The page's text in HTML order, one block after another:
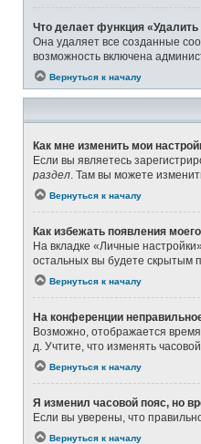
Что делает функция
Она удаляет все созданные
возможность включена
Вернуться к началу
Как мне изменить мои
Если вы являетесь
раздел . Там вы можете
Вернуться к началу
Как избежать появления
На вкладке «Личные
остальных вы будете скрытым
Вернуться к началу
На конференции
Возможно, отображается
д. Учтите, что изменять
Вернуться к началу
Я изменил часовой пояс, но
Если вы уверены, что
Вернуться к началу